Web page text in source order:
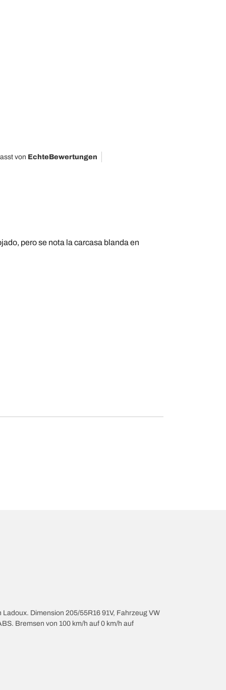
von EchteBewertungen
pero se nota la carcasa blanda en
Dimension 205/55R16 91V, Fahrzeug VW
Bremsen von 100 km/h auf 0 km/h auf